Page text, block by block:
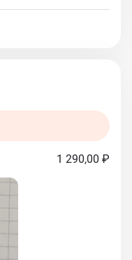
1 290,00 ₽